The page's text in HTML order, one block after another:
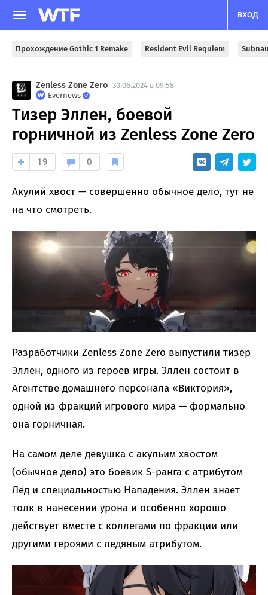
ВХОД
Прохождение Gothic 1 Remake Resident Evil Requiem
Zenless Zone Zero 30.06.2024 в 09:58
Evernews
Тизер Эллен, боевой
горничной из Zenless Zone Zero
19 0
Акулий хвост — совершенно обычное дело, тут не
на что смотреть.
Разработчики Zenless Zone Zero выпустили тизер
Эллен, одного из героев игры. Эллен состоит в
Агентстве домашнего персонала «Виктория»,
одной из фракций игрового мира — формально
она горничная.
На самом деле девушка с акульим хвостом
(обычное дело) это боевик S-ранга с атрибутом
Лед и специальностью Нападения. Эллен знает
толк в нанесении урона и особенно хорошо
действует вместе с коллегами по фракции или
другими героями с ледяным атрибутом.